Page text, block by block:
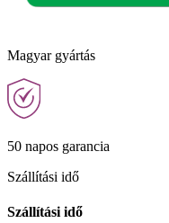
Magyar gyártás
50 napos garancia
Szállítási idő
Szállítási idő